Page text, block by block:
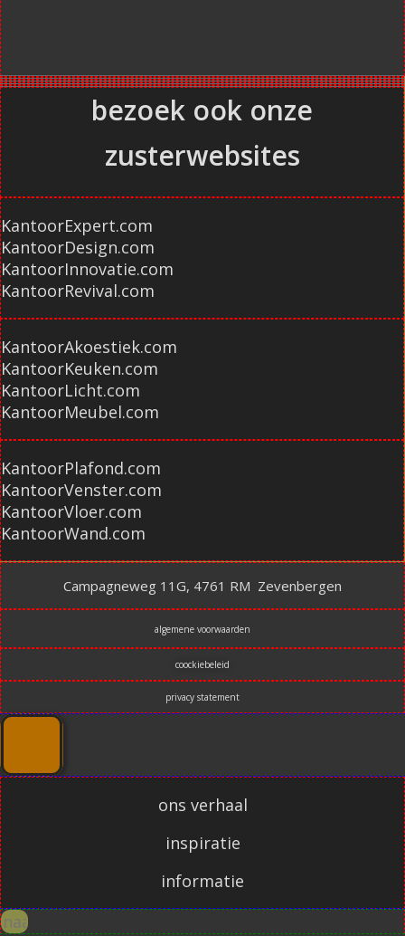
bezoek ook onze
zusterwebsites
KantoorExpert.com
KantoorDesign.com
KantoorInnovatie.com
KantoorRevival.com
KantoorAkoestiek.com
KantoorKeuken.com
KantoorLicht.com
KantoorMeubel.com
KantoorPlafond.com
KantoorVenster.com
KantoorVloer.com
KantoorWand.com
Campagneweg 11G, 4761 RM Zevenbergen
algemene voorwaarden
coockiebeleid
privacy statement
ons verhaal
inspiratie
informatie